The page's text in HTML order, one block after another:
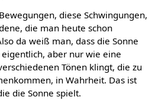
diese Schwingungen,
die man heute schon
da weiß man, dass die Sonne
aber nur wie eine
Tönen klingt, die zu
in Wahrheit. Das ist
die Sonne spielt.